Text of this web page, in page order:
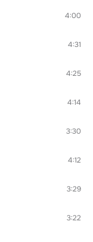
4:00
4:31
4:25
4:14
3:30
4:12
3:29
3:22